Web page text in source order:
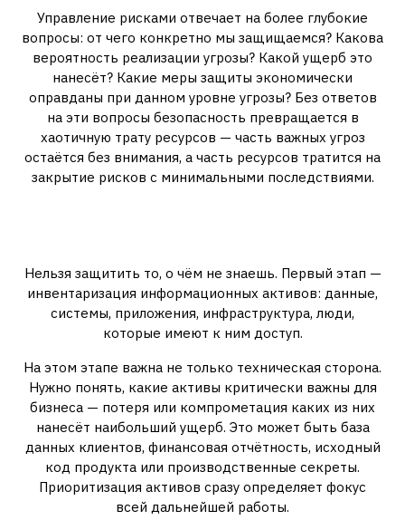
Управление рисками отвечает на более глубокие
вопросы: от чего конкретно мы защищаемся? Какова
вероятность реализации угрозы? Какой ущерб это
нанесёт? Какие меры защиты экономически
оправданы при данном уровне угрозы? Без ответов
на эти вопросы безопасность превращается в
хаотичную трату ресурсов — часть важных угроз
остаётся без внимания, а часть ресурсов тратится на
закрытие рисков с минимальными последствиями.
Нельзя защитить то, о чём не знаешь. Первый этап —
инвентаризация информационных активов: данные,
системы, приложения, инфраструктура, люди,
которые имеют к ним доступ.
На этом этапе важна не только техническая сторона.
Нужно понять, какие активы критически важны для
бизнеса — потеря или компрометация каких из них
нанесёт наибольший ущерб. Это может быть база
данных клиентов, финансовая отчётность, исходный
код продукта или производственные секреты.
Приоритизация активов сразу определяет фокус
всей дальнейшей работы.